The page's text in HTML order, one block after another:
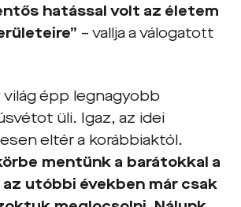
hatással volt az életem
– vallja a válogatott
épp legnagyobb
üli. Igaz, az idei
eltér a korábbiaktól.
mentünk a barátokkal a
az utóbbi években már csak